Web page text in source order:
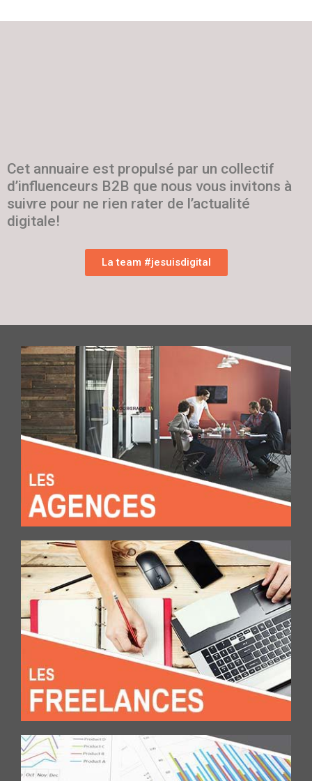
Cet annuaire est propulsé par un collectif
d’influenceurs B2B que nous vous invitons à
suivre pour ne rien rater de l’actualité
digitale!
La team #jesuisdigital